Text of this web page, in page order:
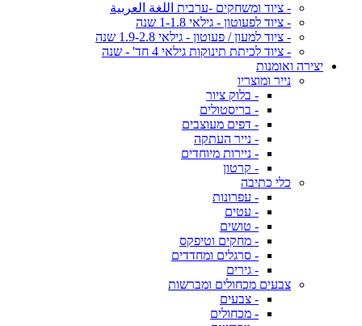
- ציוד ומשחקים -ערבית اللغة العربية
- ציוד לפעוטון - גילאי 1-1.8 שנה
- ציוד למעון / פעוטון - גילאי 1.9-2.8 שנה
- ציוד לכיתת תינוקות גילאי 4 חד' - שנה
יצירה ואומנות
נייר ומוצריו
- בלוק ציור
- בריסטולים
- דפים מעוצבים
- נייר העתקה
- ניירות מיוחדים
- קרטון
כלי כתיבה
- עפרונות
- עטים
- טושים
- מחקים וטיפקס
- סרגלים ומחדדים
- גירים
צבעים מכחולים ומברשות
- צבעים
- מכחולים